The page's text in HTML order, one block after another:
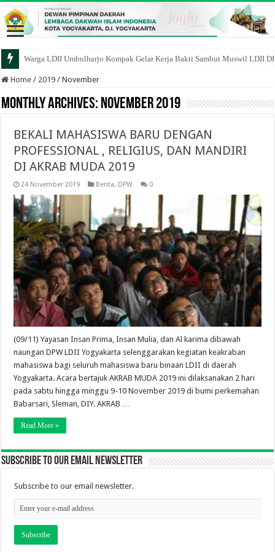
Warga LDII Umbulharjo Kompak Gelar Kerja Bakti Sambut Muswil LDII
Talk About Life After Marriage, LDII Yogyakarta dan Bantul Bekali
Home / 2019 / November
Monthly Archives: November 2019
BEKALI MAHASISWA BARU DENGAN
PROFESSIONAL , RELIGIUS, DAN MANDIRI
DI AKRAB MUDA 2019
24 November 2019 Berita, DPW 0
(09/11) Yayasan Insan Prima, Insan Mulia, dan Al karima dibawah
naungan DPW LDII Yogyakarta selenggarakan kegiatan keakraban
mahasiswa bagi seluruh mahasiswa baru binaan LDII di daerah
Yogyakarta. Acara bertajuk AKRAB MUDA 2019 ini dilaksanakan 2 hari
pada sabtu hingga minggu 9-10 November 2019 di bumi perkemahan
Babarsari, Sleman, DIY. AKRAB …
Read More »
Subscribe to our email newsletter
Subscribe to our email newsletter.